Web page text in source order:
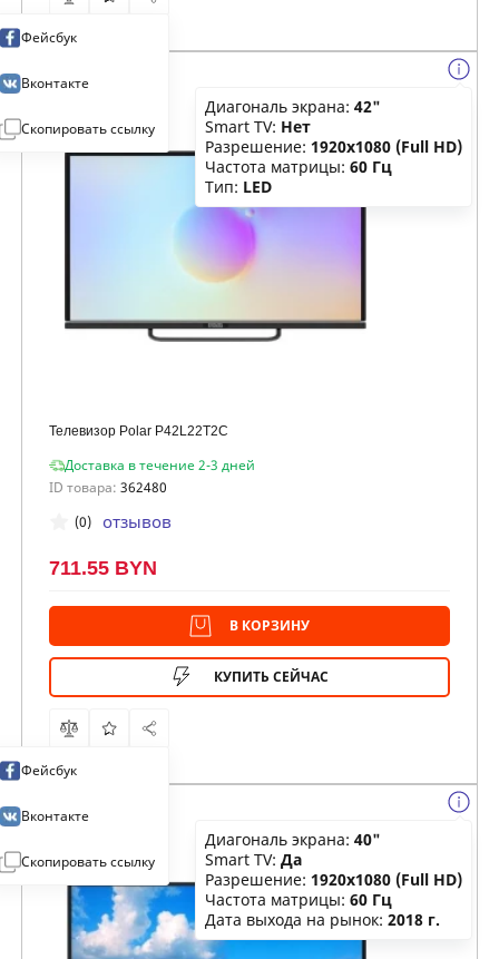
Фейсбук
Вконтакте
Скопировать ссылку
Телевизор Polar P42L22T2C
Доставка в течение 2-3 дней
ID товара: 362480
Диагональ экрана: 42"
Smart TV: Нет
Разрешение: 1920x1080 (Full HD)
Частота матрицы: 60 Гц
Тип: LED
(0) отзывов
711.55 BYN
В КОРЗИНУ
КУПИТЬ СЕЙЧАС
Фейсбук
Вконтакте
Скопировать ссылку
Диагональ экрана: 40"
Smart TV: Да
Разрешение: 1920x1080 (Full HD)
Частота матрицы: 60 Гц
Дата выхода на рынок: 2018 г.